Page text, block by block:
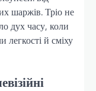
шаржів. Тріо не
дух часу, коли
й сміху